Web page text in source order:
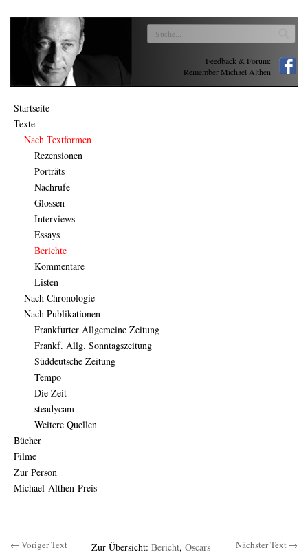
Feedback & Forum:
Remember Michael Althen
Startseite
Texte
Nach Textformen
Rezensionen
Porträts
Nachrufe
Glossen
Interviews
Essays
Berichte
Kommentare
Listen
Nach Chronologie
Nach Publikationen
Frankfurter Allgemeine Zeitung
Frankf. Allg. Sonntagszeitung
Süddeutsche Zeitung
Tempo
Die Zeit
steadycam
Weitere Quellen
Bücher
Filme
Zur Person
Michael-Althen-Preis
← Voriger Text Zur Übersicht: Bericht, Oscars Nächster Text →